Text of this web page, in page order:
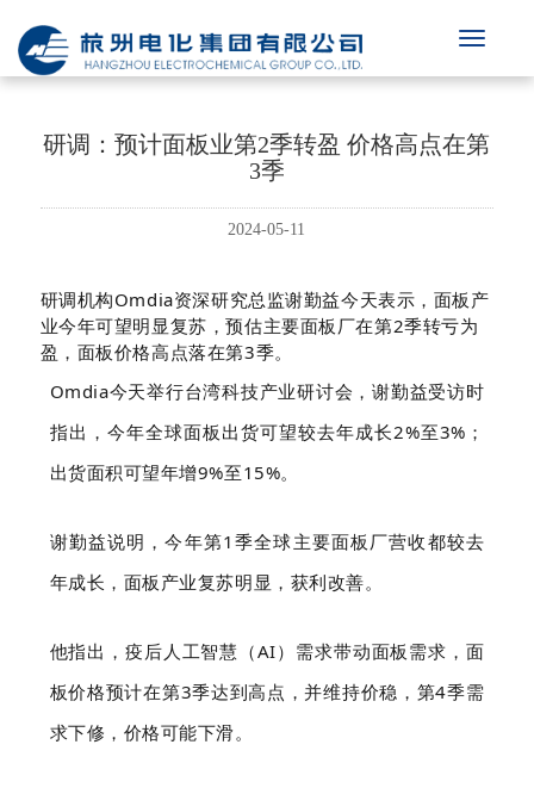
研调：预计面板业第2季转盈 价格高点在第
3季
2024-05-11
研调机构Omdia资深研究总监谢勤益今天表示，面板产
业今年可望明显复苏，预估主要面板厂在第2季转亏为
盈，面板价格高点落在第3季。
Omdia今天举行台湾科技产业研讨会，谢勤益受访时
指出，今年全球面板出货可望较去年成长2%至3%；
出货面积可望年增9%至15%。
谢勤益说明，今年第1季全球主要面板厂营收都较去
年成长，面板产业复苏明显，获利改善。
他指出，疫后人工智慧（AI）需求带动面板需求，面
板价格预计在第3季达到高点，并维持价稳，第4季需
求下修，价格可能下滑。